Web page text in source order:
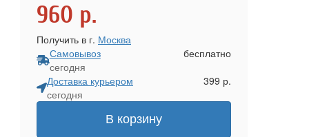
960 р.
Получить в г. Москва
Самовывоз
сегодня
бесплатно
Доставка курьером
сегодня
399 р.
В корзину